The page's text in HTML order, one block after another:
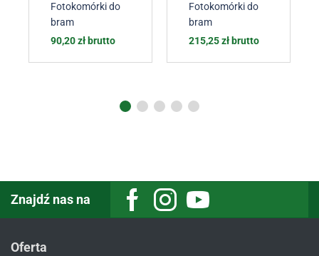
Fotokomórki do
bram
90,20zł brutto
Fotokomórki do
bram
215,25zł brutto
Znajdź nas na
Oferta